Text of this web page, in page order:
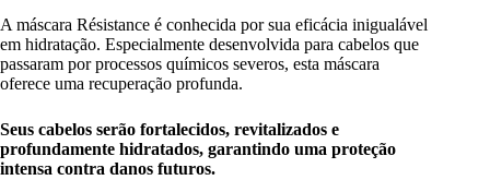
A máscara Résistance é conhecida por sua eficácia inigualável
em hidratação. Especialmente desenvolvida para cabelos que
passaram por processos químicos severos, esta máscara
oferece uma recuperação profunda.
Seus cabelos serão fortalecidos, revitalizados e
profundamente hidratados, garantindo uma proteção
intensa contra danos futuros.